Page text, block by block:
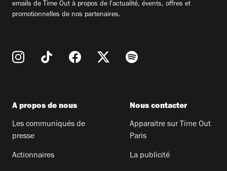
emails de Time Out à propos de l'actualité, évents, offres et
promotionnelles de nos partenaires.
A propos de nous
Les communiqués de
presse
Actionnaires
Nous contacter
Apparaitre sur Time Out
Paris
La publicité